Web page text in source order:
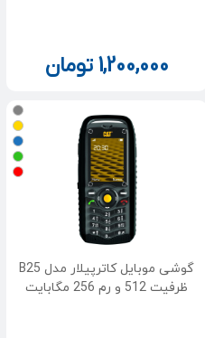
1,200,000 تومان
گوشی موبایل کاترپیلار مدل B25
ظرفیت 512 و رم 256 مگابایت